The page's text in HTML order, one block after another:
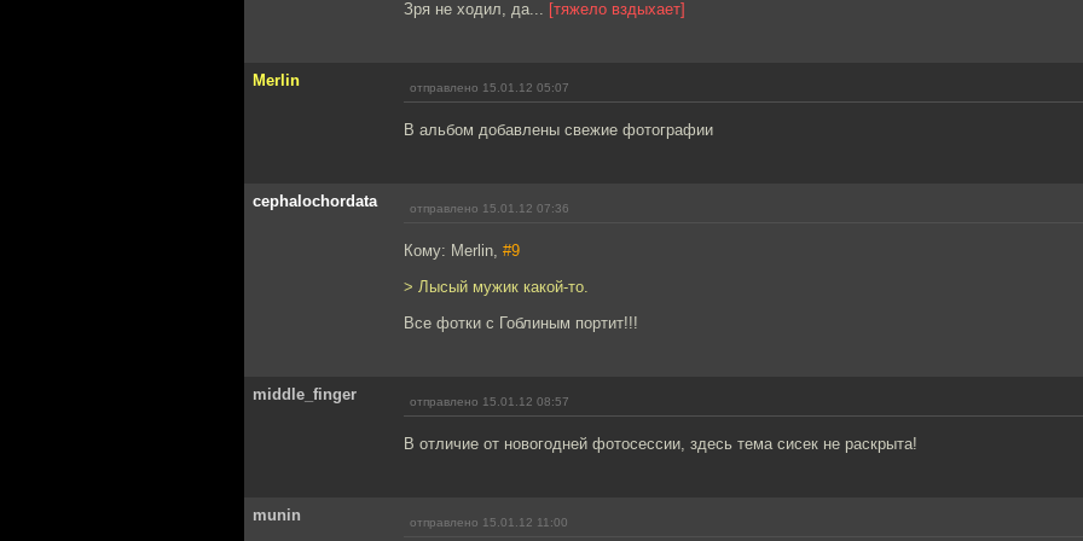
Зря не ходил, да... [тяжело вздыхает]
Merlin отправлено 15.01.12 05:07
В альбом добавлены свежие фотографии
cephalochordata отправлено 15.01.12 07:36
Кому: Merlin, #9
> Лысый мужик какой-то.
Все фотки с Гоблиным портит!!!
middle_finger отправлено 15.01.12 08:57
В отличие от новогодней фотосессии, здесь тема сисек не раскрыта!
munin отправлено 15.01.12 11:00